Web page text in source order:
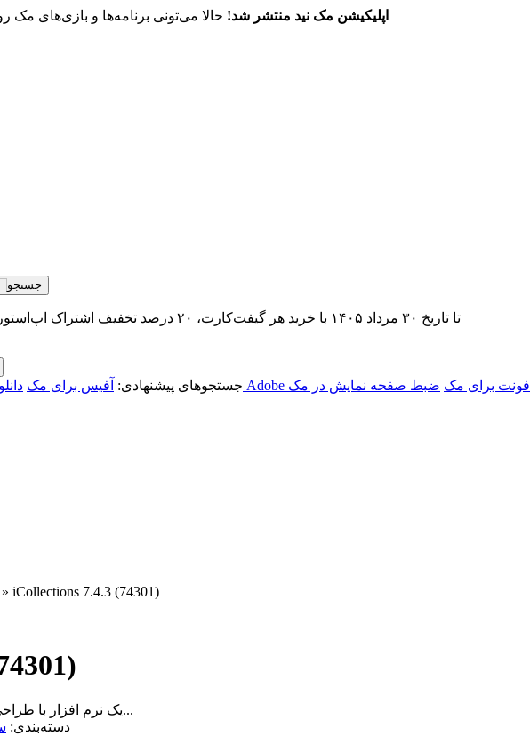
اپلیکیشن مک نید منتشر شد! حالا می‌تونی برنامه‌ها و بازی‌های مک
تا تاریخ ۳۰ مرداد ۱۴۰۵ با خرید هر گیفت‌کارت، ۲۰ درصد تخفیف اشتراک اپ‌استور مک نید را دریافت کنید.
جستجوهای پیشنهادی: آفیس برای مک فونت برای مک ضبط صفحه نمایش در مک
» iCollections 7.4.3 (74301)
iCollections یک نرم افزار با طراحی حرفه‌ای است که به شما...
دسته‌بندی: